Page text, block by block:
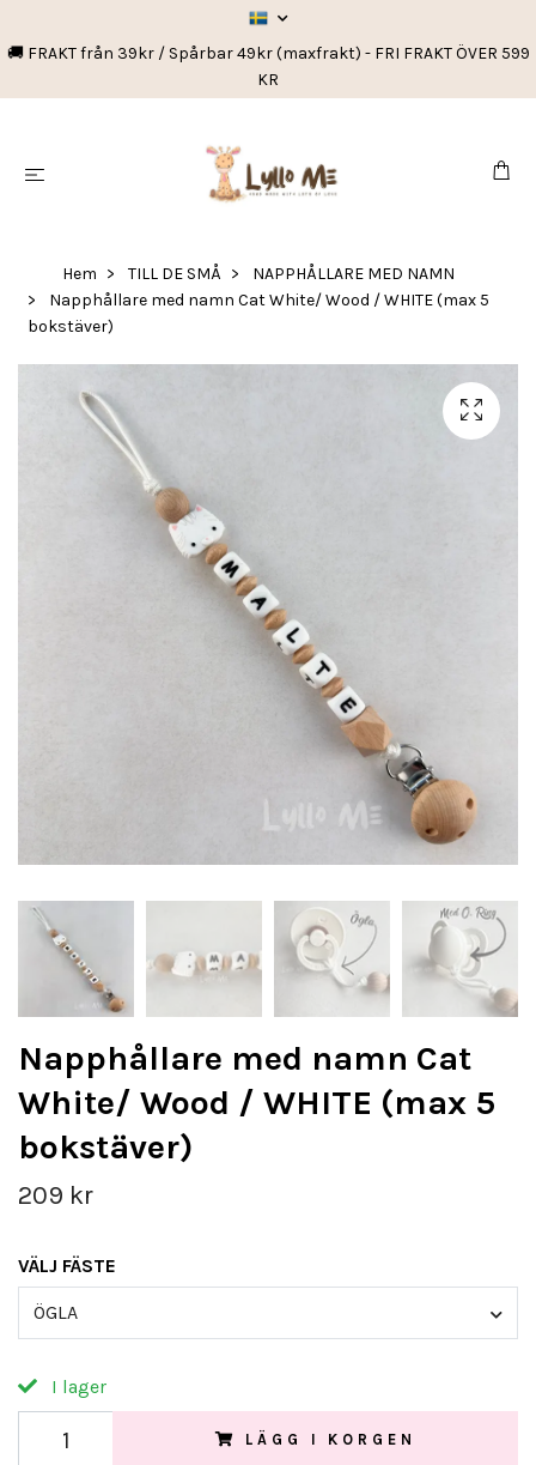
🚚 FRAKT från 39kr / Spårbar 49kr (maxfrakt) - FRI FRAKT ÖVER 599
KR
Hem TILL DE SMÅ
NAPPHÅLLARE MED NAMN
Napphållare med namn Cat White/ Wood / WHITE (max 5
bokstäver)
Napphållare med namn Cat
White/ Wood / WHITE (max 5
bokstäver)
209 kr
VÄLJ FÄSTE
ÖGLA
I lager
LÄGG I KORGEN